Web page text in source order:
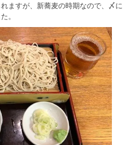
ますが、新蕎麦の時期なので、〆に
。